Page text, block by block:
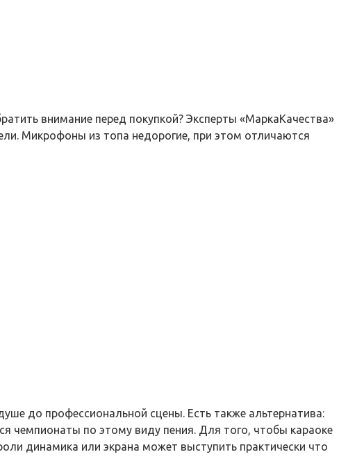
внимание перед покупкой? Эксперты «МаркаКачества»
Микрофоны из топа недорогие, при этом отличаются
до профессиональной сцены. Есть также альтернатива:
по этому виду пения. Для того, чтобы караоке
динамика или экрана может выступить практически что